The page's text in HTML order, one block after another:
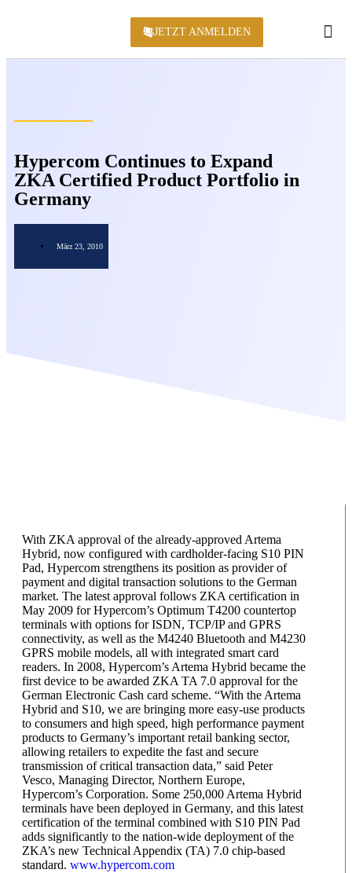
JETZT ANMELDEN
Hypercom Continues to Expand
ZKA Certified Product Portfolio in
Germany
März 23, 2010
With ZKA approval of the already-approved Artema
Hybrid, now configured with cardholder-facing S10 PIN
Pad, Hypercom strengthens its position as provider of
payment and digital transaction solutions to the German
market. The latest approval follows ZKA certification in
May 2009 for Hypercom’s Optimum T4200 countertop
terminals with options for ISDN, TCP/IP and GPRS
connectivity, as well as the M4240 Bluetooth and M4230
GPRS mobile models, all with integrated smart card
readers. In 2008, Hypercom’s Artema Hybrid became the
first device to be awarded ZKA TA 7.0 approval for the
German Electronic Cash card scheme. “With the Artema
Hybrid and S10, we are bringing more easy-use products
to consumers and high speed, high performance payment
products to Germany’s important retail banking sector,
allowing retailers to expedite the fast and secure
transmission of critical transaction data,” said Peter
Vesco, Managing Director, Northern Europe,
Hypercom’s Corporation. Some 250,000 Artema Hybrid
terminals have been deployed in Germany, and this latest
certification of the terminal combined with S10 PIN Pad
adds significantly to the nation-wide deployment of the
ZKA’s new Technical Appendix (TA) 7.0 chip-based
standard. www.hypercom.com